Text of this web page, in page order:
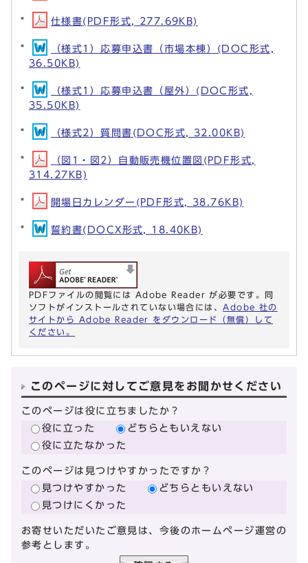
仕様書(PDF形式, 277.69KB)
（様式1）応募申込書（市場本棟）(DOC形式,
36.50KB)
（様式1）応募申込書（屋外）(DOC形式,
35.50KB)
（様式2）質問書(DOC形式, 32.00KB)
（図1・図2）自動販売機位置図(PDF形式,
314.27KB)
開場日カレンダー(PDF形式, 38.76KB)
誓約書(DOCX形式, 18.40KB)
PDFファイルの閲覧には Adobe Reader が必要です。同
ソフトがインストールされていない場合には、 Adobe 社の
サイトから Adobe Reader をダウンロード（無償）して
ください。
このページに対してご意見をお聞かせください
このページは役に立ちましたか？
役に立った
どちらともいえない
役に立たなかった
このページは見つけやすかったですか？
見つけやすかった
どちらともいえない
見つけにくかった
お寄せいただいたご意見は、今後のホームページ運営の
参考とします。